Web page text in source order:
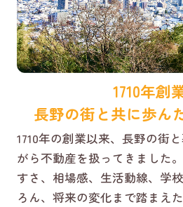
1710年創
長野の街と共に歩ん
1710年の創業以来、長野の街
がら不動産を扱ってきました
すさ、相場感、生活動線、学
ろん、将来の変化まで踏まえ